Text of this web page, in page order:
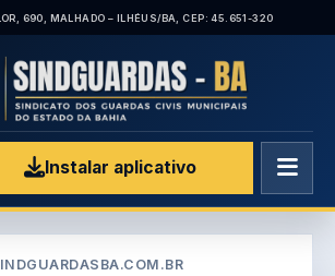
690, MALHADO – ILHÉUS/BA, CEP: 45.651-320
Instalar aplicativo